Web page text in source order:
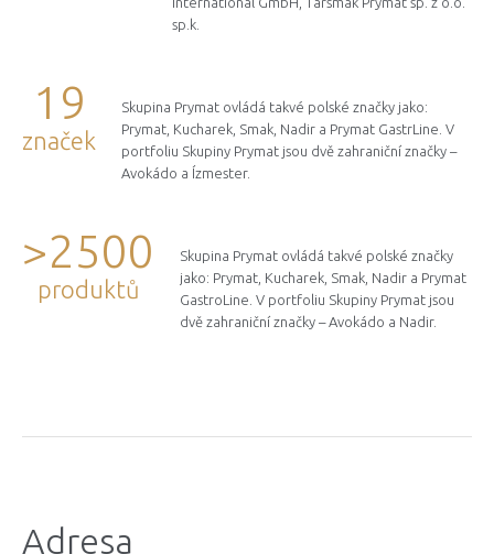
sp.k.
19
značek
Skupina Prymat ovládá takvé polské značky jako:
Prymat, Kucharek, Smak, Nadir a Prymat GastrLine. V
portfoliu Skupiny Prymat jsou dvě zahraniční značky –
Avokádo a Ízmester.
>2500
produktů
Skupina Prymat ovládá takvé polské značky
jako: Prymat, Kucharek, Smak, Nadir a Prymat
GastroLine. V portfoliu Skupiny Prymat jsou
dvě zahraniční značky – Avokádo a Nadir.
Adresa